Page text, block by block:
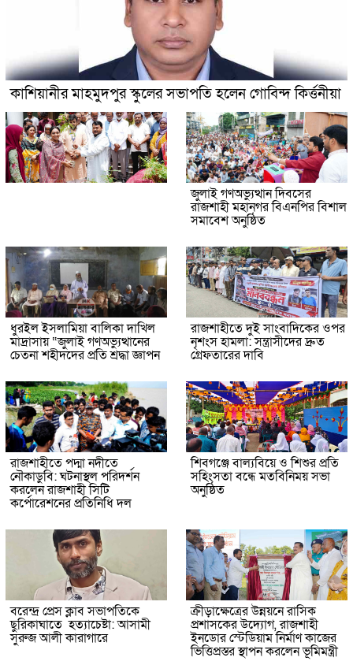
কাশিয়ানীর মাহমুদপুর স্কুলের সভাপতি হলেন গোবিন্দ কির্ত্তনীয়া
জুলাই গণঅভ্যুত্থান দিবসের
রাজশাহী মহানগর বিএনপির বিশাল
সমাবেশ অনুষ্ঠিত
ধুরইল ইসলামিয়া বালিকা দাখিল
মাদ্রাসায় “জুলাই গণঅভ্যুত্থানের
চেতনা শহীদদের প্রতি শ্রদ্ধা জ্ঞাপন
রাজশাহীতে দুই সাংবাদিকের ওপর
নৃশংস হামলা: সন্ত্রাসীদের দ্রুত
গ্রেফতারের দাবি
রাজশাহীতে পদ্মা নদীতে
নৌকাডুবি: ঘটনাস্থল পরিদর্শন
করলেন রাজশাহী সিটি
কর্পোরেশনের প্রতিনিধি দল
শিবগঞ্জে বাল্যবিয়ে ও শিশুর প্রতি
সহিংসতা বন্ধে মতবিনিময় সভা
অনুষ্ঠিত
বরেন্দ্র প্রেস ক্লাব সভাপতিকে
ছুরিকাঘাতে হত্যাচেষ্টা: আসামী
সুরুজ আলী কারাগারে
ক্রীড়াক্ষেত্রের উন্নয়নে রাসিক
প্রশাসকের উদ্যোগ, রাজশাহী
ইনডোর স্টেডিয়াম নির্মাণ কাজের
ভিত্তিপ্রস্তর স্থাপন করলেন ভূমিমন্ত্রী